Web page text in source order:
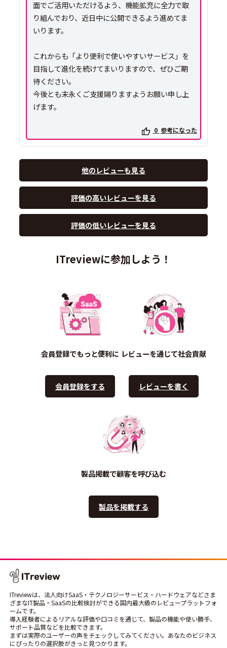
面でご活用いただけるよう、機能拡充に全力で取
り組んでおり、近日中に公開できるよう進めてま
いります。
これからも「より便利で使いやすいサービス」を
目指して進化を続けてまいりますので、ぜひご期
待ください。
今後とも末永くご支援賜りますようお願い申し上
げます。
0 参考になった
他のレビューも見る
評価の高いレビューを見る
評価の低いレビューを見る
ITreviewに参加しよう！
会員登録でもっと便利に
会員登録をする
レビューを通じて社会貢献
レビューを書く
製品掲載で顧客を呼び込む
製品を掲載する
ITreviewは、法人向けSaaS・テクノロジーサービス・ハードウェアなどさま
ざまなIT製品・SaaSの比較検討ができる国内最大級のレビュープラットフォ
ームです。
導入経験者によるリアルな評価や口コミを通じて、製品の機能や使い勝手、
サポート品質などを比較できます。
まずは実際のユーザーの声をチェックしてみてください。あなたのビジネス
にぴったりの選択肢がきっと見つかります。